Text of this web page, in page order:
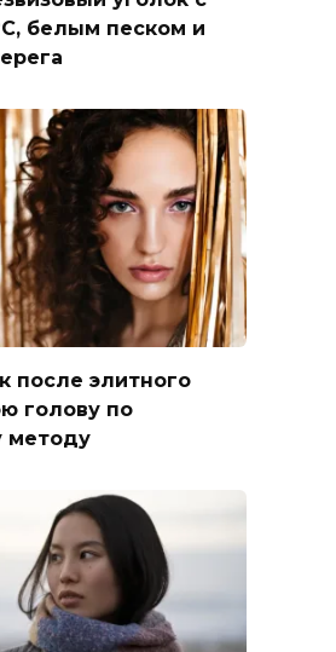
белым песком и
после элитного
голову по
методу